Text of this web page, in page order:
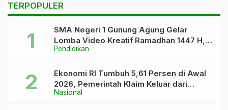
TERPOPULER
Pendidikan
SMA Negeri 1 Gunung Agung Gelar
Lomba Video Kreatif Ramadhan 1447 H,
Asah Bakat dan Pererat Kebersamaan
Nasional
Ekonomi RI Tumbuh 5,61 Persen di Awal
2026, Pemerintah Klaim Keluar dari
“Kutukan” 5 Persen